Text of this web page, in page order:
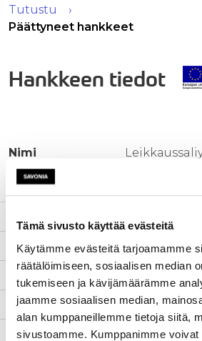
Tämä sivusto käyttää evästeitä
Käytämme evästeitä tarjoamamme
räätälöimiseen, sosiaalisen median
tukemiseen ja kävijämäärämme
jaamme sosiaalisen median,
alan kumppaneillemme tietoja siitä,
sivustoamme. Kumppanimme voivat
Tutustu
Päättyneet hankkeet
Hankkeen tiedot
Nimi
Lopetuspäivä 31.12.2023
Tila Päättynyt
Yhteyshenkilö Aki